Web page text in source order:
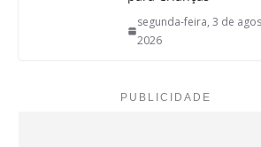
segunda-feira, 3 de
2026
PUBLICIDADE